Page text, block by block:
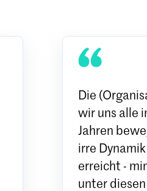
Die
wir uns alle
Jahren
irre
erreicht -
unter